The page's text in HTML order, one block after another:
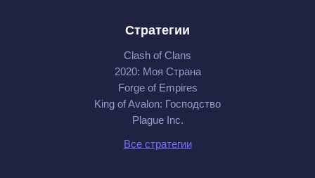
Стратегии
Clash of Clans
2020: Моя Cтрана
Forge of Empires
King of Avalon: Господство
Plague Inc.
Все стратегии